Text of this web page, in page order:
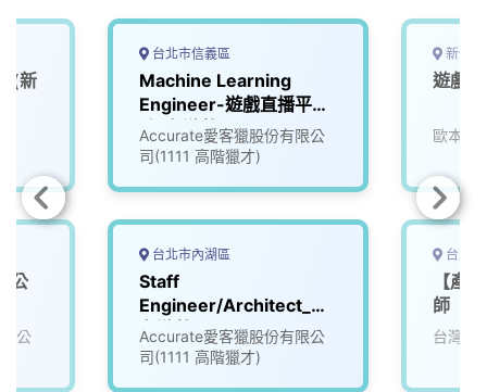
(新
公
公
台北市信義區
Machine Learning
Engineer-遊戲直播平台
_知名遊戲公司
(3005837)
Accurate愛客獵股份有限公
司(1111 高階獵才)
台北市內湖區
Staff
Engineer/Architect_知
名遊戲公司 (3008596)
Accurate愛客獵股份有限公
司(1111 高階獵才)
新竹
遊戲
歐本創
台北
【產
師
台灣知